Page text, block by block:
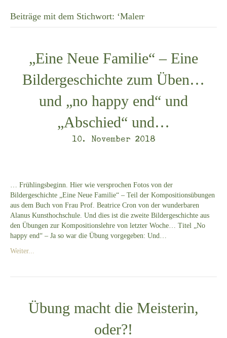
Beiträge mit dem Stichwort: ‘Malen̵
„Eine Neue Familie“ – Eine
Bildergeschichte zum Üben…
und „no happy end“ und
„Abschied“ und…
10. November 2018
… Frühlingsbeginn. Hier wie versprochen Fotos von der
Bildergeschichte „Eine Neue Familie“ – Teil der Kompositionsübungen
aus dem Buch von Frau Prof. Beatrice Cron von der wunderbaren
Alanus Kunsthochschule. Und dies ist die zweite Bildergeschichte aus
den Übungen zur Kompositionslehre von letzter Woche… Titel „No
happy end“ – Ja so war die Übung vorgegeben: Und…
Weiter...
Übung macht die Meisterin,
oder?!